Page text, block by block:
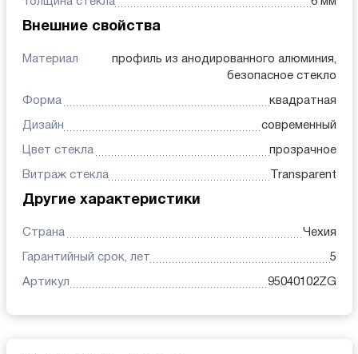
Внешние свойства
Материал
профиль из анодированного алюминия,
безопасное стекло
Форма квадратная
Дизайн современный
Цвет стекла прозрачное
Витраж стекла Transparent
Другие характеристики
Страна Чехия
Гарантийный срок, лет 5
Артикул 95040102ZG